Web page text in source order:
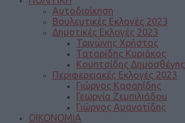
Αυτοδιοίκηση
Βουλευτικές Εκλογές 2023
Δημοτικές Εκλογές 2023
Τριγώνης Χρήστος
Ταταρίδης Κυριάκος
Κουπτσίδης Δημοσθένης
Περιφερειακές Εκλογές 2023
Γιώργος Κασαπίδης
Γεωργία Ζεμπιλιάδου
Γιώργος Αμανατίδης
ΟΙΚΟΝΟΜΙΑ